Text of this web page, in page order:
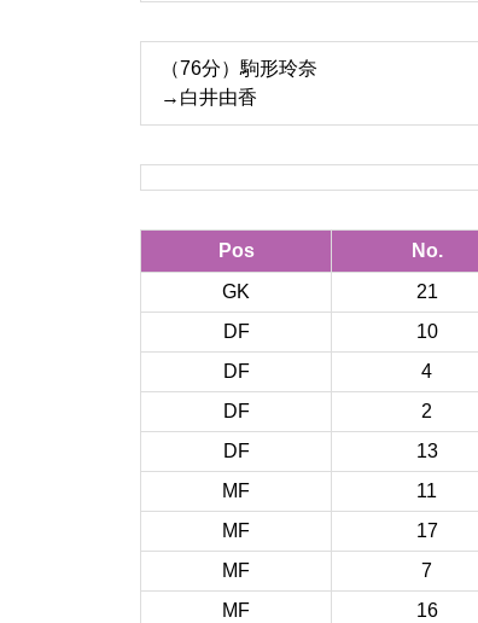
（76分）駒形玲奈
→白井由香
Pos No.
GK
21
DF 10
DF
4
DF
2
DF
13
MF
11
MF
17
MF
7
MF
16